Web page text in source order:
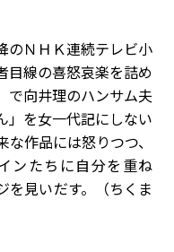
のＮＨＫ連続テレビ小
目線の喜怒哀楽を詰め
で向井理のハンサム夫
」を女一代記にしない
作品には怒りつつ、
ンたちに自分を重ね
を見いだす。（ちくま